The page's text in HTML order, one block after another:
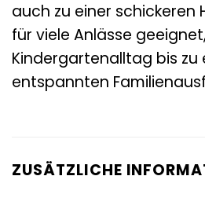
auch zu einer schickeren
für viele Anlässe
Kindergartenalltag bis zu
entspannten
ZUSÄTZLICHE